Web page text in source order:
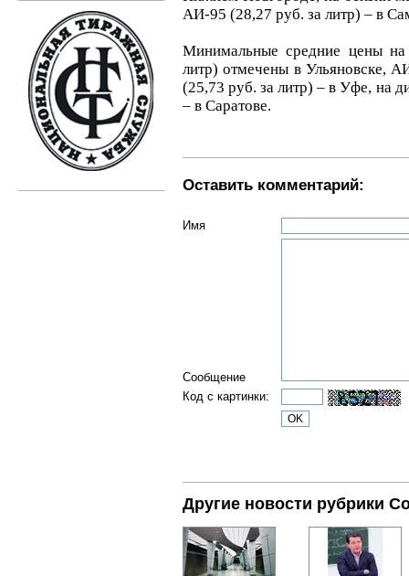
АИ-95 (28,27 руб. за литр) – в
Минимальные средние цены
литр) отмечены в Ульяновске,
(25,73 руб. за литр) – в Уфе, на
– в Саратове.
Оставить комментарий:
Имя
Сообщение
Код с картинки:
Другие новости рубрики